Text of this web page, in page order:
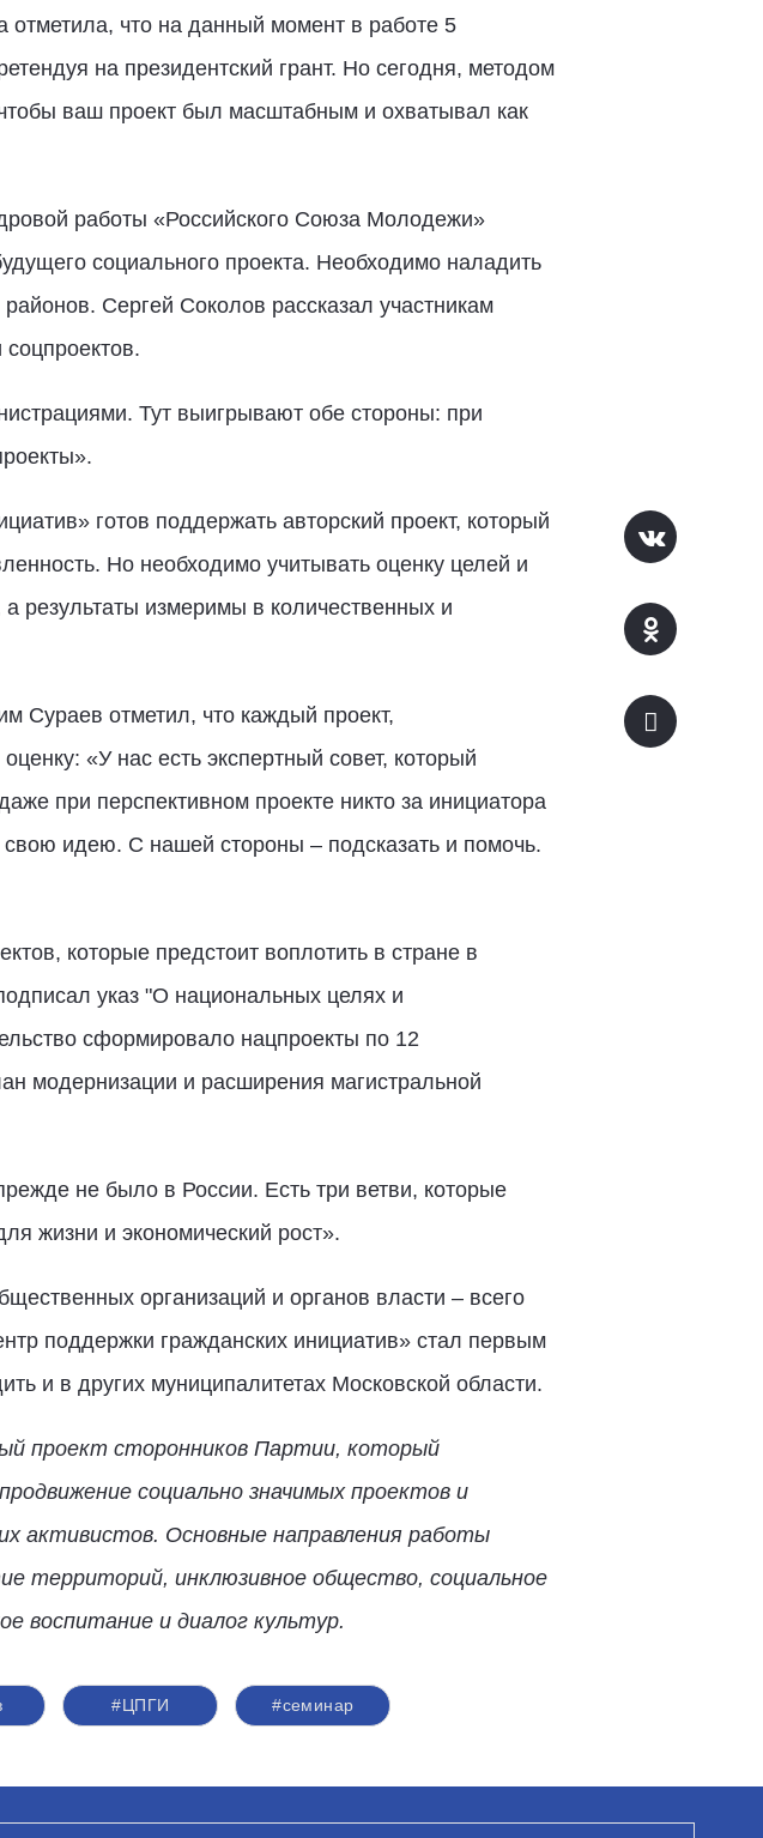
отметила, что на данный момент в работе 5
на президентский грант. Но сегодня, методом
ваш проект был масштабным и охватывал как
работы «Российского Союза Молодежи»
социального проекта. Необходимо наладить
Сергей Соколов рассказал участникам
Тут выигрывают обе стороны: при
готов поддержать авторский проект, который
Но необходимо учитывать оценку целей и
результаты измеримы в количественных и
Сураев отметил, что каждый проект,
«У нас есть экспертный совет, который
при перспективном проекте никто за инициатора
свою идею. С нашей стороны – подсказать и помочь.
которые предстоит воплотить в стране в
указ "О национальных целях и
сформировало нацпроекты по 12
модернизации и расширения магистральной
не было в России. Есть три ветви, которые
жизни и экономический рост».
организаций и органов власти – всего
поддержки гражданских инициатив» стал первым
и в других муниципалитетах Московской области.
проект сторонников Партии, который
социально значимых проектов и
активистов. Основные направления работы
территорий, инклюзивное общество, социальное
воспитание и диалог культур.
#ЦПГИ #семинар